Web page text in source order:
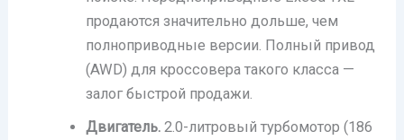
продаются значительно дольше, чем
полноприводные версии. Полный привод
(AWD) для кроссовера такого класса —
залог быстрой продажи.
Двигатель.2.0-литровый турбомотор (186